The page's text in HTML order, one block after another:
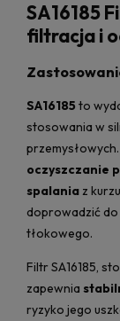
SA16185
filtracja i
SA16185 to
stosowania w
oczyszczanie
spalaniaz
doprowadzić do
tłokowego.
Filtr SA16185,
zapewnia
ryzyko jego